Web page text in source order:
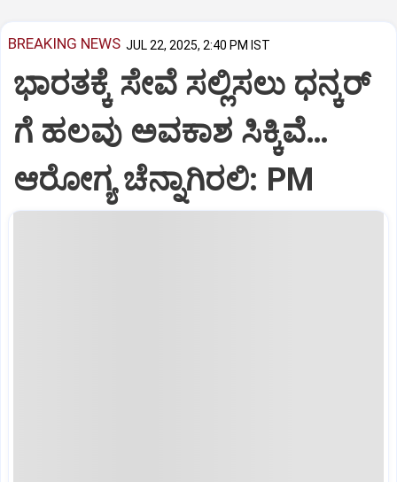
BREAKING NEWS JUL 22, 2025, 2:40 PM IST
ಭಾರತಕ್ಕೆ ಸೇವೆ ಸಲ್ಲಿಸಲು ಧನ್ಕರ್‌
ಗೆ ಹಲವು ಅವಕಾಶ ಸಿಕ್ಕಿವೆ…
ಆರೋಗ್ಯ ಚೆನ್ನಾಗಿರಲಿ: PM